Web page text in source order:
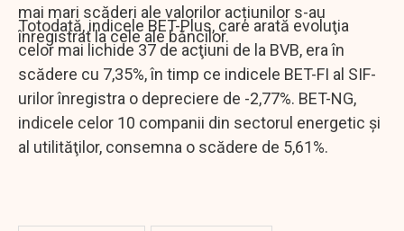
mai mari scăderi ale valorilor acțiunilor s-au
înregistrat la cele ale băncilor.
Totodată, indicele BET-Plus, care arată evoluţia
celor mai lichide 37 de acţiuni de la BVB, era în
scădere cu 7,35%, în timp ce indicele BET-FI al SIF-
urilor înregistra o depreciere de -2,77%. BET-NG,
indicele celor 10 companii din sectorul energetic şi
al utilităţilor, consemna o scădere de 5,61%.